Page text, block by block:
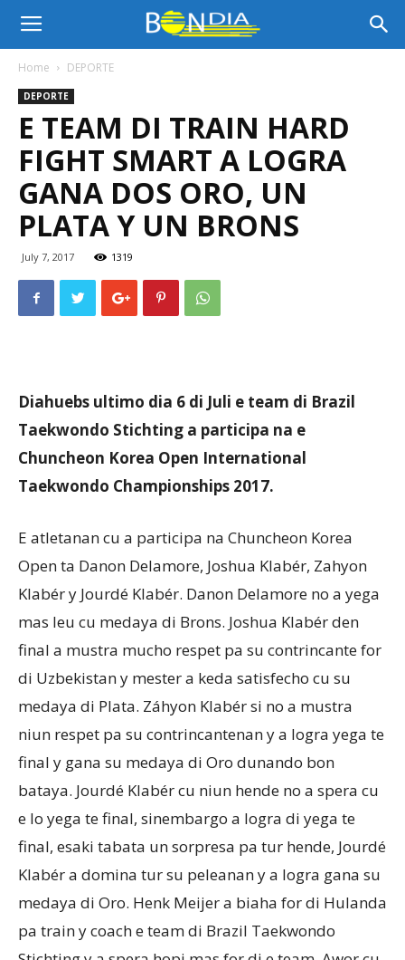
Bon
Dia
Aruba
Aruba
Home DEPORTE
DEPORTE
E TEAM DI TRAIN HARD
FIGHT SMART A LOGRA
GANA DOS ORO, UN
PLATA Y UN BRONS
July 7, 2017 1319
Diahuebs ultimo dia 6 di Juli e team di Brazil
Taekwondo Stichting a participa na e
Chuncheon Korea Open International
Taekwondo Championships 2017.
E atletanan cu a participa na Chuncheon Korea
Open ta Danon Delamore, Joshua Klabér, Zahyon
Klabér y Jourdé Klabér. Danon Delamore no a yega
mas leu cu medaya di Brons. Joshua Klabér den
final a mustra mucho respet pa su contrincante for
di Uzbekistan y mester a keda satisfecho cu su
medaya di Plata. Záhyon Klabér si no a mustra
niun respet pa su contrincantenan y a logra yega te
final y gana su medaya di Oro dunando bon
bataya. Jourdé Klabér cu niun hende no a spera cu
e lo yega te final, sinembargo a logra di yega te
final, esaki tabata un sorpresa pa tur hende, Jourdé
Klabér a domina tur su peleanan y a logra gana su
medaya di Oro. Henk Meijer a biaha for di Hulanda
pa train y coach e team di Brazil Taekwondo